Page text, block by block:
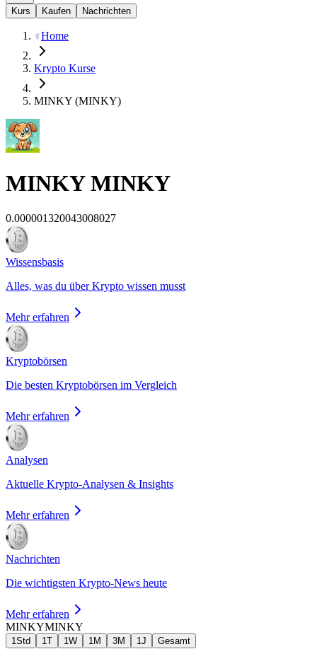
Kurs Kaufen Nachrichten
Home
Krypto Kurse
MINKY (MINKY)
MINKY MINKY
0.000001320043008027
Wissensbasis
Alles, was du über Krypto wissen musst
Mehr erfahren
Kryptobörsen
Die besten Kryptobörsen im Vergleich
Mehr erfahren
Analysen
Aktuelle Krypto-Analysen & Insights
Mehr erfahren
Nachrichten
Die wichtigsten Krypto-News heute
Mehr erfahren
MINKYMINKY
1Std 1T 1W 1M 3M 1J Gesamt